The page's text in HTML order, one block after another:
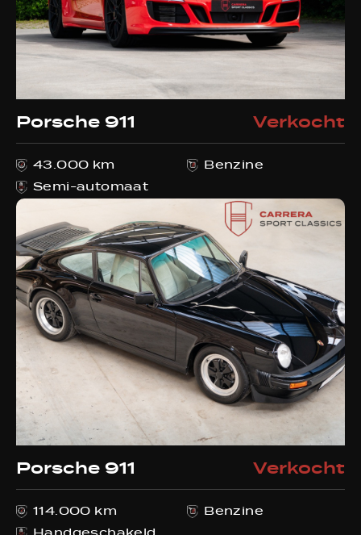
E-mail ons
info@carrera-sport-classics.be
Adres
2900 Schoten België
Openingstijden
Geopend op afspraak
FacebookInstagramWhatsApp
Porsche 911 Verkocht
43.000 km
Benzine
Semi-automaat
Porsche 911 Verkocht
114.000 km
Benzine